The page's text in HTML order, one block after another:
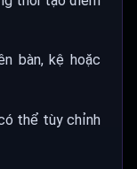
bàn, kệ hoặc
thể tùy chỉnh